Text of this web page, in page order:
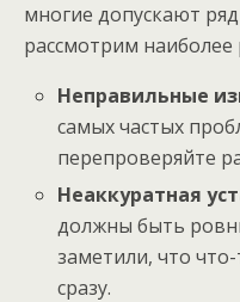
многие допускают
рассмотрим наиболее
Неправильные
самых частых
перепроверяйте
Неаккуратная
должны быть
заметили, что
сразу.